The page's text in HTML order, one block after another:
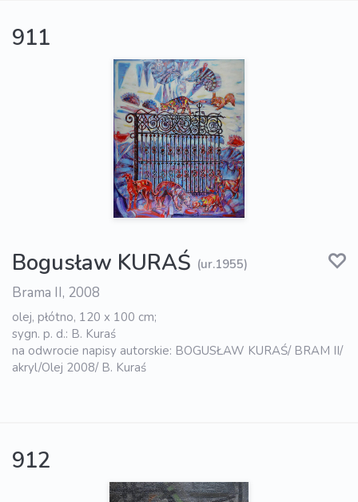
911
Bogusław KURAŚ (ur.1955)
Brama II, 2008
olej, płótno, 120 x 100 cm;
sygn. p. d.: B. Kuraś
na odwrocie napisy autorskie: BOGUSŁAW KURAŚ/ BRAM II/
akryl/Olej 2008/ B. Kuraś
912